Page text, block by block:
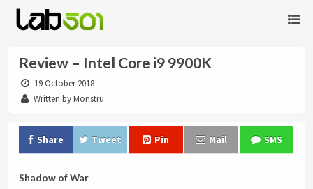
Review – Intel Core i9 9900K
19 October 2018
Written by Monstru
Share Tweet Pin Mail SMS
Shadow of War